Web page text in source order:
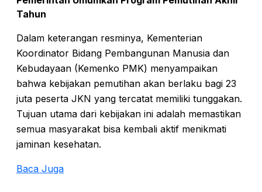
Tahun
Dalam keterangan resminya, Kementerian
Koordinator Bidang Pembangunan Manusia dan
Kebudayaan (Kemenko PMK) menyampaikan
bahwa kebijakan pemutihan akan berlaku bagi 23
juta peserta JKN yang tercatat memiliki tunggakan.
Tujuan utama dari kebijakan ini adalah memastikan
semua masyarakat bisa kembali aktif menikmati
jaminan kesehatan.
Baca Juga